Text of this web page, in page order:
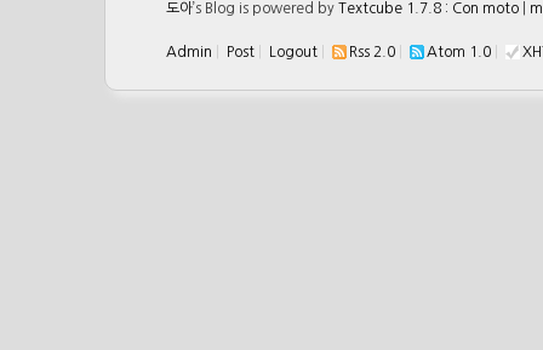
도아’s Blog is powered by Textcube 1.7.8 : Con moto
Admin Post Logout Rss 2.0 Atom 1.0